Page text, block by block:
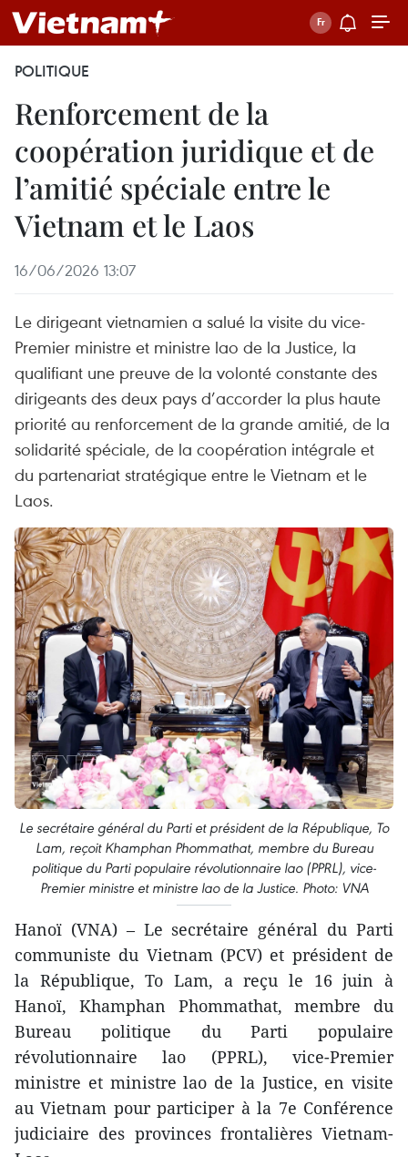
POLITIQUE
Renforcement de la
coopération juridique et de
l’amitié spéciale entre le
Vietnam et le Laos
16/06/2026 13:07
Le dirigeant vietnamien a salué la visite du vice-
Premier ministre et ministre lao de la Justice, la
qualifiant une preuve de la volonté constante des
dirigeants des deux pays d’accorder la plus haute
priorité au renforcement de la grande amitié, de la
solidarité spéciale, de la coopération intégrale et
du partenariat stratégique entre le Vietnam et le
Laos.
Le secrétaire général du Parti et président de la République, To
Lam, reçoit Khamphan Phommathat, membre du Bureau
politique du Parti populaire révolutionnaire lao (PPRL), vice-
Premier ministre et ministre lao de la Justice. Photo: VNA
Hanoï (VNA) – Le secrétaire général du Parti
communiste du Vietnam (PCV) et président de
la République, To Lam, a reçu le 16 juin à
Hanoï, Khamphan Phommathat, membre du
Bureau politique du Parti populaire
révolutionnaire lao (PPRL), vice-Premier
ministre et ministre lao de la Justice, en visite
au Vietnam pour participer à la 7e Conférence
judiciaire des provinces frontalières Vietnam-